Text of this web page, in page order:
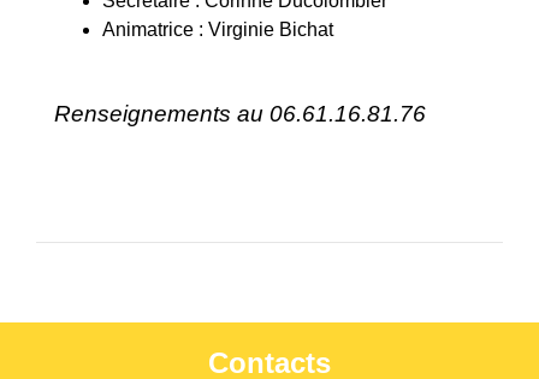
Animatrice : Virginie Bichat
Renseignements au 06.61.16.81.76
Contacts